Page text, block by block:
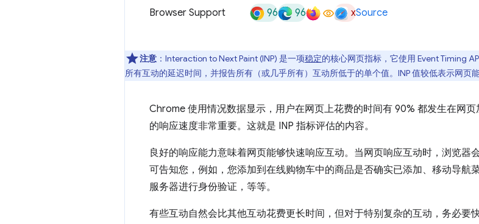
Browser Support 96 96 xSource
注意 ：Interaction to Next Paint (INP) 是一项稳定的核心网页指标，它使用 Event Timing
所有互动的延迟时间，并报告所有（或几乎所有）互动所低于的单个值。INP 值较低表示网页
Chrome 使用情况数据显示，用户在网页上花费的时间有 90% 都发生在网页
的响应速度非常重要。这就是 INP 指标评估的内容。
良好的响应能力意味着网页能够快速响应互动。当网页响应互动时，浏览器
可告知您，例如，您添加到在线购物车中的商品是否确实已添加、移动导航
服务器进行身份验证，等等。
有些互动自然会比其他互动花费更长时间，但对于特别复杂的互动，务必要